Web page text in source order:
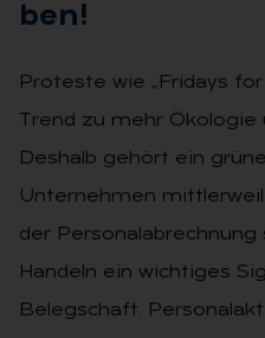
ben!
Proteste wie „Fridays
Trend zu mehr Ökologie
Deshalb gehört ein
Unternehmen
der
Handeln ein wichtiges
Belegschaft.